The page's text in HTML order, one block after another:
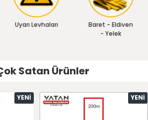
Uyarı Levhaları
Baret - Eldiven
- Yelek
Satan Ürünler
YENI YENI